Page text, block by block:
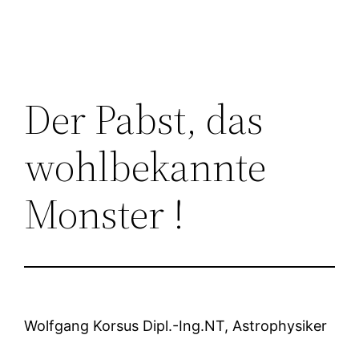
Der Pabst, das
wohlbekannte
Monster !
Wolfgang Korsus Dipl.-Ing.NT, Astrophysiker